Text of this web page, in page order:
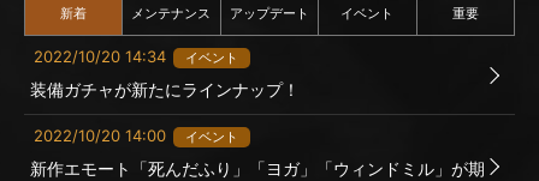
新着 メンテナンス アップデート イベント 重要
2022/10/20 14:34 イベント
装備ガチャが新たにラインナップ！
2022/10/20 14:00 イベント
新作エモート「死んだふり」「ヨガ」「ウィンドミル」が期